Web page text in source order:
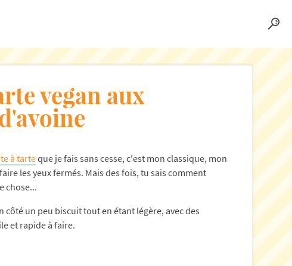
vegan aux
à tarteque je fais sans cesse, c'est mon classique, mon
les yeux fermés. Mais des fois, tu sais comment
chose...
côté un peu biscuit tout en étant légère, avec des
et rapide à faire.